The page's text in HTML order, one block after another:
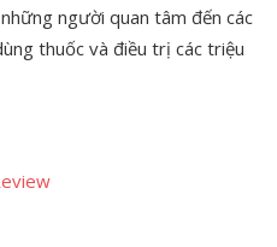
người quan tâm đến các
thuốc và điều trị các triệu